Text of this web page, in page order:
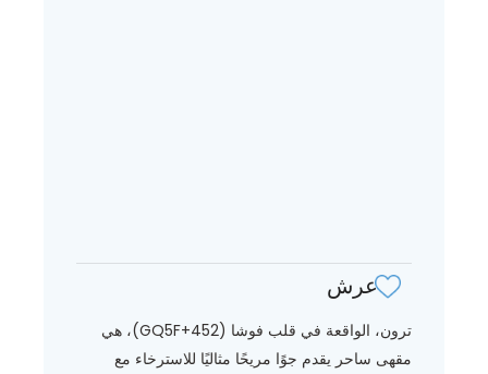
عرش
ترون، الواقعة في قلب فوشا (GQ5F+452)، هي
مقهى ساحر يقدم جوًا مريحًا مثاليًا للاسترخاء مع